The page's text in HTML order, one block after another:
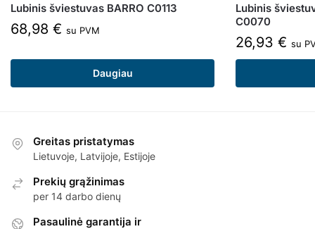
Lubinis šviestuvas BARRO C0113
68,98 € su PVM
Daugiau
Lubinis
C0070
26,93 € su
Greitas pristatymas
Lietuvoje, Latvijoje, Estijoje
Prekių grąžinimas
per 14 darbo dienų
Pasaulinė garantija ir